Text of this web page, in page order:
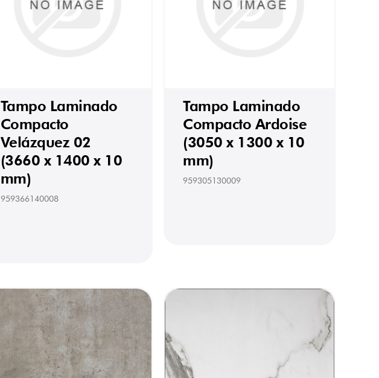
Tampo Laminado
Compacto
Velázquez 02
(3660 x 1400 x 10
mm)
959366140008
Tampo Laminado
Compacto Ardoise
(3050 x 1300 x 10
mm)
959305130009